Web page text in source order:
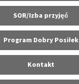
SOR/Izba przyjęć
Program Dobry Posiłek
Kontakt